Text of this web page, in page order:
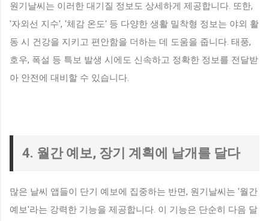
원기날씨는 이러한 대기질 정보도 상세하게 제공합니다. 또한,
'자외선 지수', '체감 온도' 등 다양한 생활 밀착형 정보는 야외 활
동 시 건강을 지키고 편안함을 더하는 데 도움을 줍니다. 태풍,
호우, 폭설 등 특보 발생 시에도 신속하고 정확한 정보를 전달받
아 안전에 대비할 수 있습니다.
4. 월간 예보, 장기 계획에 날개를 달다
많은 날씨 앱들이 단기 예보에 집중하는 반면, 원기날씨는 '월간
예보'라는 강력한 기능을 제공합니다. 이 기능은 단순히 다음 달